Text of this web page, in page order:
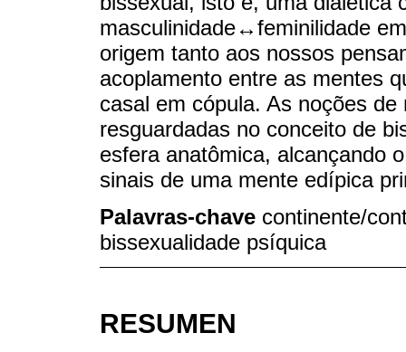
masculinidade↔feminilidade
origem tanto aos nossos
acoplamento entre as mentes
casal em cópula. As noções
resguardadas no conceito de
esfera anatômica, alcançando
sinais de uma mente edípica
Palavras-chave continente/
bissexualidade psíquica
RESUMEN